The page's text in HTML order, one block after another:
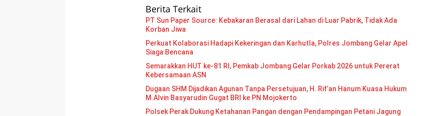
Berita Terkait
PT Sun Paper Source: Kebakaran Berasal dari Lahan di Luar Pabrik, Tidak Ada
Korban Jiwa
Perkuat Kolaborasi Hadapi Kekeringan dan Karhutla, Polres Jombang Gelar Apel
Siaga Bencana
Semarakkan HUT ke-81 RI, Pemkab Jombang Gelar Porkab 2026 untuk Pererat
Kebersamaan ASN
Dugaan SHM Dijadikan Agunan Tanpa Persetujuan, H. Rif’an Hanum Kuasa Hukum
M.Alvin Basyarudin Gugat BRI ke PN Mojokerto
Polsek Perak Dukung Ketahanan Pangan dengan Pendampingan Petani Jagung